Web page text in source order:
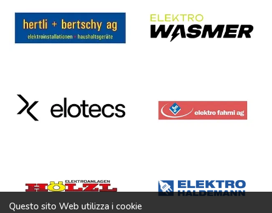
Questo sito Web utilizza i cookie